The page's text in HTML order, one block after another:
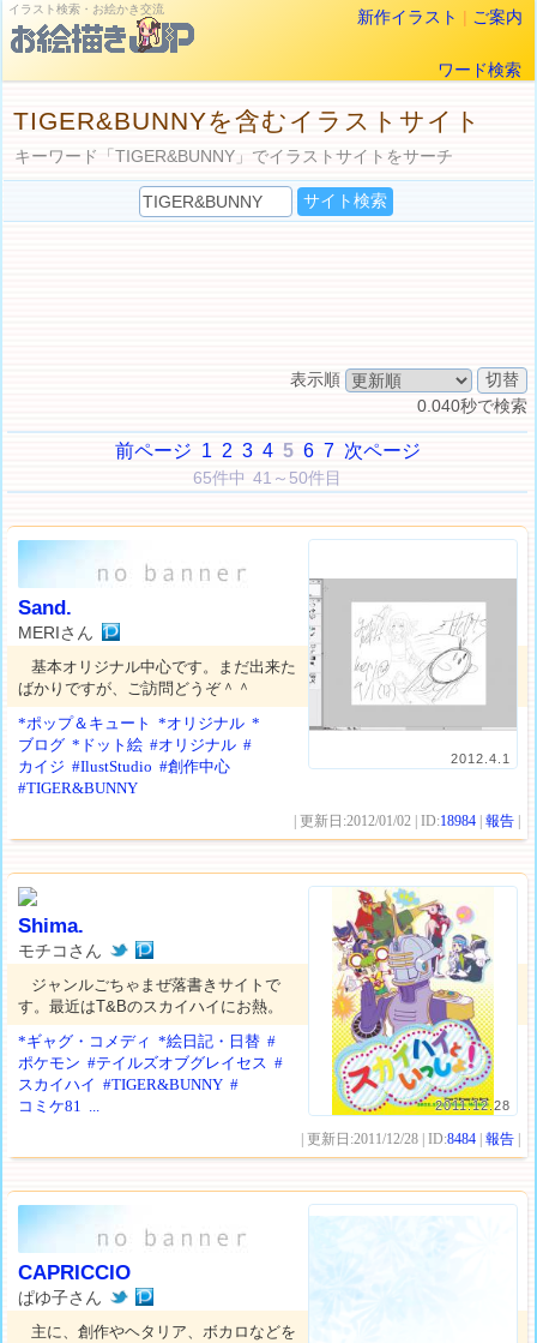
イラスト検索・お絵かき交流 新作イラスト | ご案内
ワード検索
TIGER&BUNNYを含むイラストサイト
キーワード「TIGER&BUNNY」でイラストサイトをサーチ
表示順
0.040秒で検索
前ページ 1 2 3 4 5 6 7 次ページ
65件中 41～50件目
2012.4.1
Sand.
MERIさん
基本オリジナル中心です。まだ出来た
ばかりですが、ご訪問どうぞ＾＾
*ポップ＆キュート
*オリジナル *
ブログ *ドット絵 #オリジナル #
カイジ #IlustStudio #創作中心
#TIGER&BUNNY
| 更新日:2012/01/02 | ID:18984 |報告
2011.12.28
Shima.
モチコさん
ジャンルごちゃまぜ落書きサイトで
す。最近はT&Bのスカイハイにお熱。
*ギャグ・コメディ *絵日記・日替 #
ポケモン #テイルズオブグレイセス #
スカイハイ #TIGER&BUNNY #
コミケ81 ...
| 更新日:2011/12/28 | ID:8484 |報告
CAPRICCIO
ぱゆ子さん
主に、創作やヘタリア、ボカロなどを